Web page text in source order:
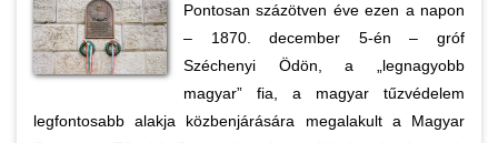
Pontosan százötven éve ezen a napon
– 1870. december 5-én – gróf
Széchenyi Ödön, a „legnagyobb
magyar” fia, a magyar tűzvédelem
legfontosabb alakja közbenjárására megalakult a Magyar